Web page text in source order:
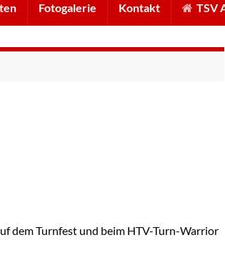
Fotogalerie Kontakt TSV
dem Turnfest und beim HTV-Turn-Warrior